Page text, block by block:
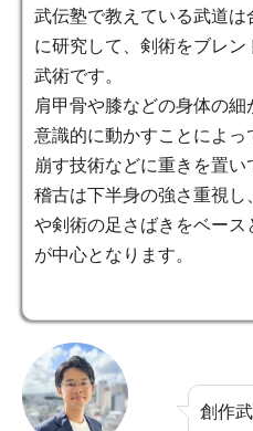
武伝塾で教えている武道は
に研究して、剣術をブレン
武術です。
肩甲骨や膝などの身体の細
意識的に動かすことによっ
崩す技術などに重きを置い
稽古は下半身の強さ重視し
や剣術の足さばきをベース
が中心となります。
創作